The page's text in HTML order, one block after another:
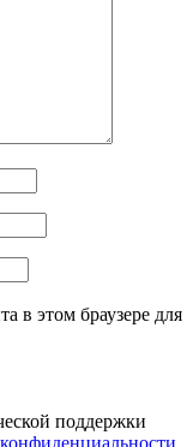
в этом браузере для
поддержки